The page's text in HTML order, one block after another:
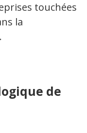
touchées
la
de